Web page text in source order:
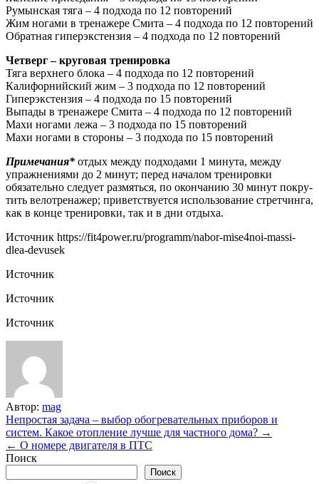
Румынская тяга – 4 подхода по 12 повторений
Жим ногами в тренажере Смита – 4 подхода по 12 повторений
Обратная гиперэкстензия – 4 подхода по 12 повторений
Четверг – круговая тренировка
Тяга верхнего блока – 4 подхода по 12 повторений
Калифорнийский жим – 3 подхода по 12 повторений
Гиперэкстензия – 4 подхода по 15 повторений
Выпады в тренажере Смита – 4 подхода по 12 повторений
Махи ногами лежа – 3 подхода по 15 повторений
Махи ногами в стороны – 3 подхода по 15 повторений
Примечания* отдых между подходами 1 минута, между
упражнениями до 2 минут; пе­ред на­ча­лом тренировки
обязательно следует размяться, по окончанию 30 минут пок­ру­
тить велотренажер; приветствуется использование стретчинга,
как в конце тре­ни­ров­ки, так и в дни от­ды­ха.
Источник https://fit4power.ru/programm/nabor-mise4noi-massi-
dlea-devusek
Источник
Источник
Источник
Автор: mag
Навигация
по
записям
Непростая задача – выбор обогревательных приборов и
систем. Какое отопление лучше для частного дома? →
← О номере двигателя в ПТС
Поиск
Поиск